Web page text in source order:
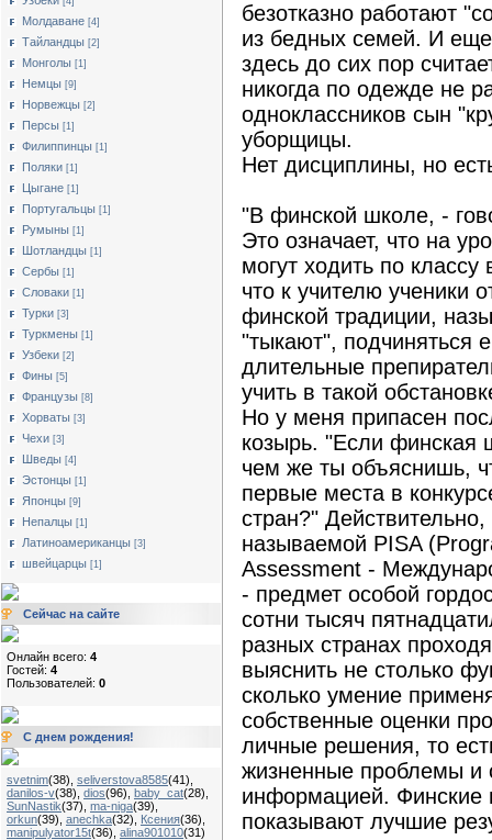
Молдаване [4]
Тайландцы [2]
Монголы [1]
Немцы [9]
Норвежцы [2]
Персы [1]
Филиппинцы [1]
Поляки [1]
Цыгане [1]
Португальцы [1]
Румыны [1]
Шотландцы [1]
Сербы [1]
Словаки [1]
Турки [3]
Туркмены [1]
Узбеки [2]
Фины [5]
Французы [8]
Хорваты [3]
Чехи [3]
Шведы [4]
Эстонцы [1]
Японцы [9]
Непалцы [1]
Латиноамериканцы [3]
швейцарцы [1]
Сейчас на сайте
Онлайн всего: 4
Гостей: 4
Пользователей: 0
С днем рождения!
svetnim(38) seliverstova8585(41)
danilos-v(38) dios(96) baby_cat(28)
SunNastik(37) ma-niga(39)
orkun(39) anechka(32) Ксения(36)
manipulyator15t(36) alina901010(31)
безотказно работают
из бедных семей. И
здесь до сих пор
никогда по одежде не
одноклассников сын
уборщицы.
Нет дисциплины, но
"В финской школе, -
Это означает, что на
могут ходить по
что к учителю ученики
финской традиции,
"тыкают", подчиняться
длительные
учить в такой
Но у меня припасен
козырь. "Если финская
чем же ты объяснишь,
первые места в
стран?"
называемой PISA
Assessment -
- предмет особой
сотни тысяч
разных странах
выяснить не столько
сколько умение
собственные оценки
личные решения, то
жизненные проблемы и
информацией. Финские
показывают лучшие